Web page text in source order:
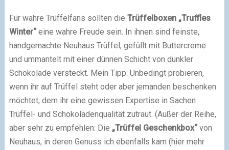
Für wahre Trüffelfans sollten die Trüffelboxen „Truffles
Winter“ eine wahre Freude sein. In ihnen sind feinste,
handgemachte Neuhaus Trüffel, gefüllt mit Buttercreme
und ummantelt mit einer dünnen Schicht von dunkler
Schokolade versteckt. Mein Tipp: Unbedingt probieren,
wenn ihr auf Trüffel steht oder aber jemanden beschenken
möchtet, dem ihr eine gewissen Expertise in Sachen
Trüffel- und Schokoladenqualität zutraut. (Außer der Reihe,
aber sehr zu empfehlen: Die „Trüffel Geschenkbox“ von
Neuhaus, in deren Genuss ich ebenfalls kam (hier mehr